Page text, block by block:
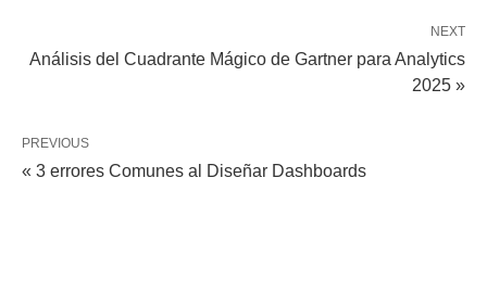
NEXT
Análisis del Cuadrante Mágico de Gartner para Analytics
2025 »
PREVIOUS
« 3 errores Comunes al Diseñar Dashboards